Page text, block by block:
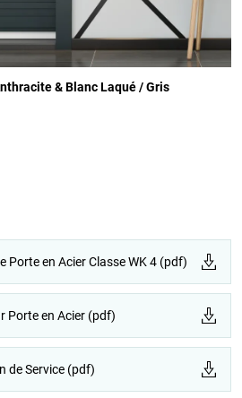
& Blanc Laqué / Gris
Porte en Acier Classe WK 4 (pdf)
Porte en Acier (pdf)
de Service (pdf)